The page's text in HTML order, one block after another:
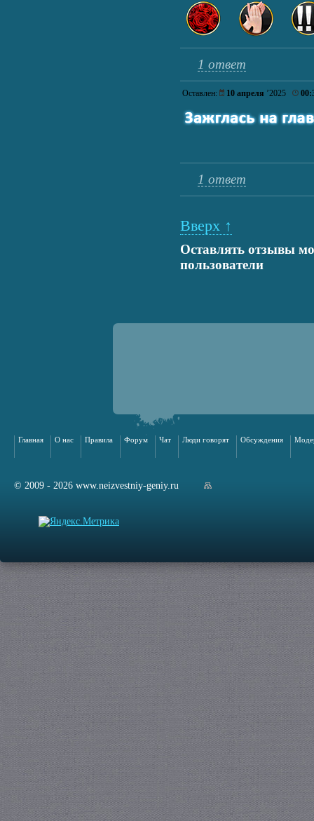
1 ответ
Оставлен: 10 апреля ’2025
1 ответ
Вверх ↑
Оставлять отзывы
пользователи
Главная О нас Правила Форум Чат Люди говорят Обсуждения
© 2009 - 2026 www.neizvestniy-geniy.ru
сайта